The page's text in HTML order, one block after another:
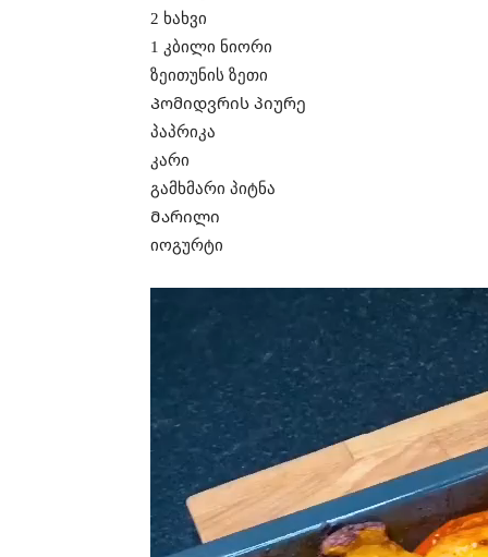
2 ხახვი
1 კბილი ნიორი
ზეითუნის ზეთი
Პომიდვრის პიურე
პაპრიკა
კარი
გამხმარი პიტნა
Მარილი
იოგურტი
კ